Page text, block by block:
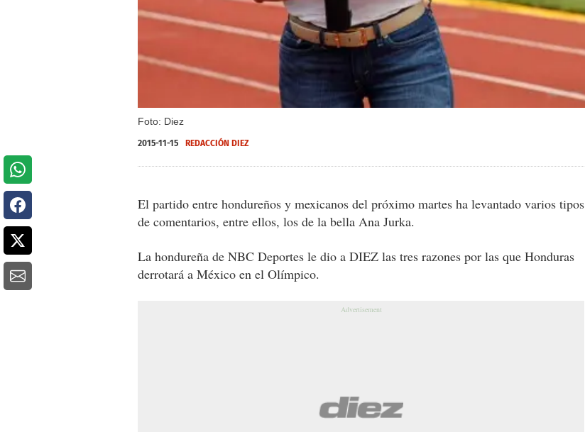
Foto: Diez
2015-11-15 REDACCIÓN DIEZ
El partido entre hondureños y mexicanos del próximo martes ha levantado varios tipos
de comentarios, entre ellos, los de la bella Ana Jurka.
La hondureña de NBC Deportes le dio a DIEZ las tres razones por las que Honduras
derrotará a México en el Olímpico.